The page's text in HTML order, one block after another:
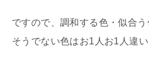
ですので、調和する色・似合う
そうでない色はお1人お1人違い